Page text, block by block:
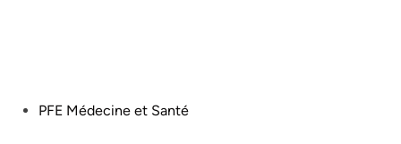
PostedPFE Médecine et Santé